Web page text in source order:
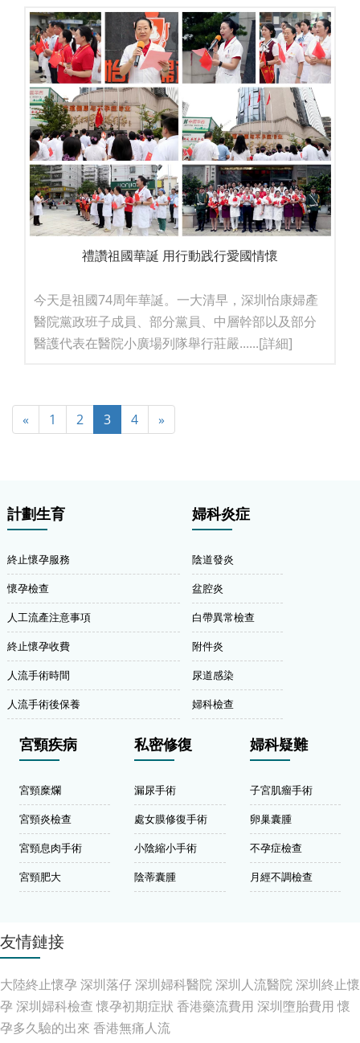
禮讚祖國華誕 用行動践行愛國情懷
今天是祖國74周年華誕。一大清早，深圳怡康婦產
醫院黨政班子成員、部分黨員、中層幹部以及部分
醫護代表在醫院小廣場列隊舉行莊嚴......[詳細]
« 1 2 3 4 »
計劃生育
終止懷孕服務
懷孕檢查
人工流產注意事項
終止懷孕收費
人流手術時間
人流手術後保養
婦科炎症
陰道發炎
盆腔炎
白帶異常檢查
附件炎
尿道感染
婦科檢查
宮頸疾病
宮頸糜爛
宮頸炎檢查
宮頸息肉手術
宮頸肥大
私密修復
漏尿手術
處女膜修復手術
小陰縮小手術
陰蒂囊腫
婦科疑難
子宮肌瘤手術
卵巢囊腫
不孕症檢查
月經不調檢查
友情鏈接
大陸終止懷孕 深圳落仔深圳婦科醫院深圳人流醫院深圳終止懷
孕 深圳婦科檢查 懷孕初期症狀 香港藥流費用 深圳墮胎費用 懷
孕多久驗的出來 香港無痛人流